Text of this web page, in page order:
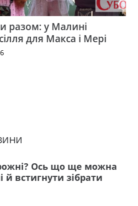
разом: у Малині
для Макса і Мері
Ось що ще можна
й встигнути зібрати